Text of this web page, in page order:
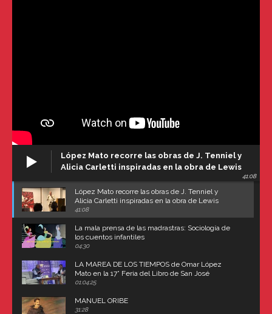
López Mato recorre las obras de J. Tenniel y
Alicia Carletti inspiradas en la obra de Lewis
41:08
López Mato recorre las obras de J. Tenniel y
Alicia Carletti inspiradas en la obra de Lewis
Carroll
41:08
La mala prensa de las madrastras: Sociología de
los cuentos infantiles
04:30
LA MAREA DE LOS TIEMPOS de Omar López
Mato en la 17° Feria del Libro de San José
(Uruguay)
01:04:25
MANUEL ORIBE
31:28